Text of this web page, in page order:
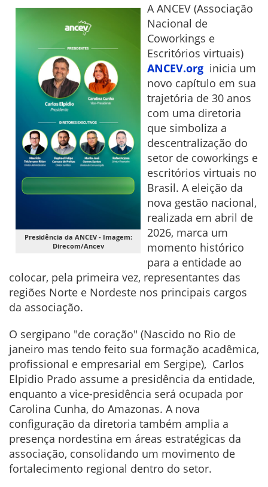
Presidência da ANCEV - Imagem:
Direcom/Ancev
A ANCEV (Associação
Nacional de
Coworkings e
Escritórios virtuais)
ANCEV.org inicia um
novo capítulo em sua
trajetória de 30 anos
com uma diretoria
que simboliza a
descentralização do
setor de coworkings e
escritórios virtuais no
Brasil. A eleição da
nova gestão nacional,
realizada em abril de
2026, marca um
momento histórico
para a entidade ao
colocar, pela primeira vez, representantes das
regiões Norte e Nordeste nos principais cargos
da associação.
O sergipano "de coração" (Nascido no Rio de
janeiro mas tendo feito sua formação acadêmica,
profissional e empresarial em Sergipe), Carlos
Elpidio Prado assume a presidência da entidade,
enquanto a vice-presidência será ocupada por
Carolina Cunha, do Amazonas. A nova
configuração da diretoria também amplia a
presença nordestina em áreas estratégicas da
associação, consolidando um movimento de
fortalecimento regional dentro do setor.